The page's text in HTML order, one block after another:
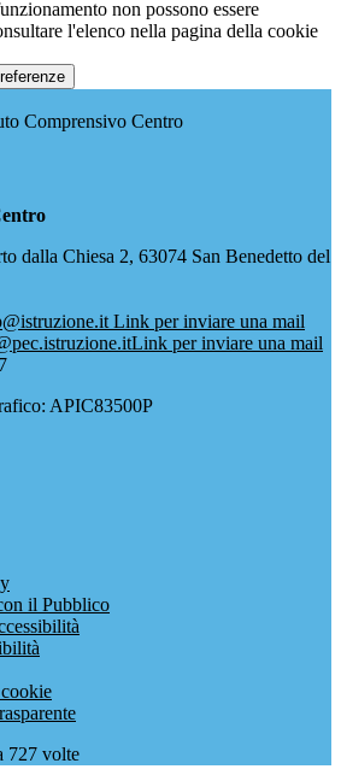
non possono essere
l'elenco nella pagina della cookie
Comprensivo Centro
dalla Chiesa 2, 63074 San Benedetto del
Link per inviare una mail
Link per inviare una mail
APIC83500P
il Pubblico
727 volte